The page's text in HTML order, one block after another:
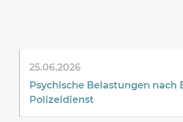
25.06.2026
Psychische Belastungen nach
Polizeidienst